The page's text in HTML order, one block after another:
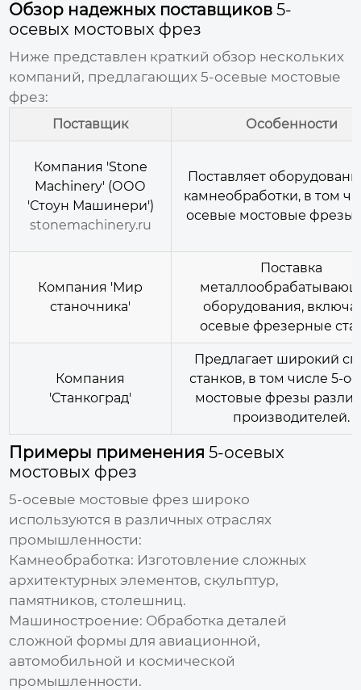
Обзор надежных поставщиков5-
осевых мостовых фрез
Ниже представлен краткий обзор нескольких
компаний, предлагающих5-осевые мостовые
фрез:
Поставщик Особенности
Компания 'Stone
Machinery' (ООО
'Стоун Машинери')
stonemachinery.ru
Поставляет
камнеобработки, в том
осевые мостовые фрезы
Компания 'Мир
станочника'
Поставка
оборудования,
осевые фрезерные
Компания
'Станкоград'
Предлагает широкий
станков, в том числе5-
мостовые фрезы
производителей.
Примеры применения5-осевых
мостовых фрез
5-осевые мостовые фрез широко
используются в различных отраслях
промышленности:
Камнеобработка: Изготовление сложных
архитектурных элементов, скульптур,
памятников, столешниц.
Машиностроение: Обработка деталей
сложной формы для авиационной,
автомобильной и космической
промышленности.